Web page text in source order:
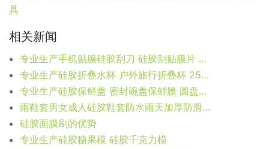
具
相关新闻
专业生产手机贴膜硅胶刮刀 硅胶刮贴膜片 屏幕贴膜神器
专业生产硅胶折叠水杯 户外旅行折叠杯 250ml便携硅胶杯
专业生产硅胶保鲜盖 密封碗盖保鲜膜 圆盘碟盖子保鲜盖
雨鞋套男女成人硅胶鞋套防水雨天加厚防滑耐磨底儿童户外雨靴防雨
硅胶面膜刷的优势
专业生产硅胶糖果模 硅胶千克力模